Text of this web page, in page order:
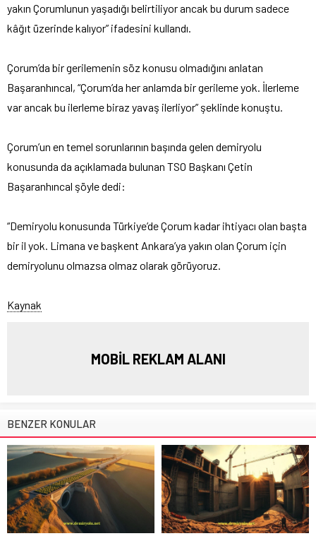
yakın Çorumlunun yaşadığı belirtiliyor ancak bu durum sadece
kâğıt üzerinde kalıyor” ifadesini kullandı.
Çorum’da bir gerilemenin söz konusu olmadığını anlatan
Başaranhıncal, “Çorum’da her anlamda bir gerileme yok. İlerleme
var ancak bu ilerleme biraz yavaş ilerliyor” şeklinde konuştu.
Çorum’un en temel sorunlarının başında gelen demiryolu
konusunda da açıklamada bulunan TSO Başkanı Çetin
Başaranhıncal şöyle dedi:
“Demiryolu konusunda Türkiye’de Çorum kadar ihtiyacı olan başta
bir il yok. Limana ve başkent Ankara’ya yakın olan Çorum için
demiryolunu olmazsa olmaz olarak görüyoruz.
Kaynak
MOBİL REKLAM ALANI
BENZER KONULAR